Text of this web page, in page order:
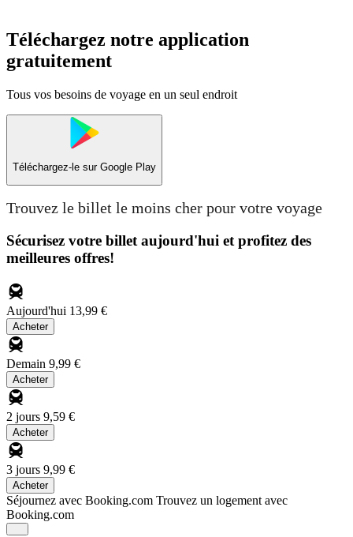
Téléchargez notre application
gratuitement
Tous vos besoins de voyage en un seul endroit
Téléchargez-le sur Google Play
Trouvez le billet le moins cher pour votre voyage
Sécurisez votre billet aujourd'hui et profitez des
meilleures offres!
Aujourd'hui 13,99 €
Acheter
Demain 9,99 €
Acheter
2 jours 9,59 €
Acheter
3 jours 9,99 €
Acheter
Séjournez avec Booking.com Trouvez un logement avec
Booking.com